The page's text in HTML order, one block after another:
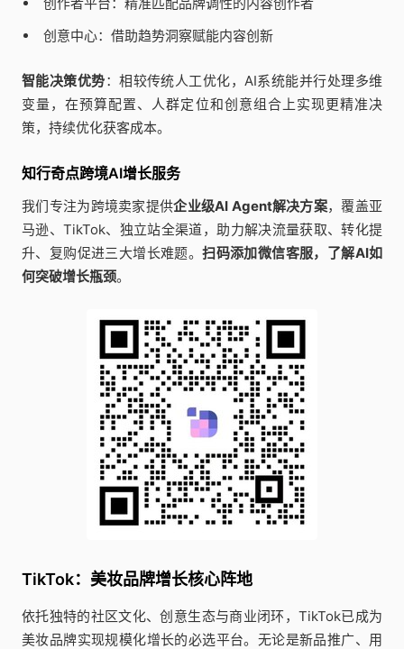
创意中心：借助趋势洞察赋能内容创新
智能决策优势：相较传统人工优化，AI系统能并行处理多维
变量，在预算配置、人群定位和创意组合上实现更精准决
策，持续优化获客成本。
知行奇点跨境AI增长服务
我们专注为跨境卖家提供企业级AI Agent解决方案，覆盖亚
马逊、TikTok、独立站全渠道，助力解决流量获取、转化提
升、复购促进三大增长难题。扫码添加微信客服，了解AI如
何突破增长瓶颈。
TikTok：美妆品牌增长核心阵地
依托独特的社区文化、创意生态与商业闭环，TikTok已成为
美妆品牌实现规模化增长的必选平台。无论是新品推广、用